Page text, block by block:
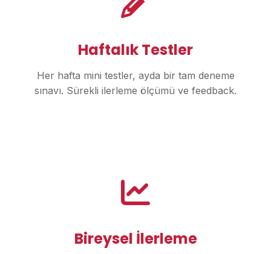
Haftalık Testler
Her hafta mini testler, ayda bir tam deneme
sınavı. Sürekli ilerleme ölçümü ve feedback.
Bireysel İlerleme